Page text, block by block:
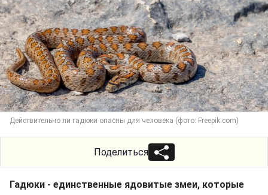
Действительно ли гадюки опасны для человека (фото: Freepik.com)
Поделиться
Гадюки - единственные ядовитые змеи, которые